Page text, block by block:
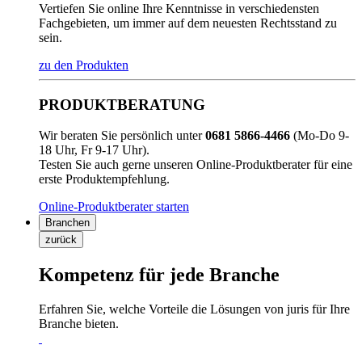
Vertiefen Sie online Ihre Kenntnisse in verschiedensten
Fachgebieten, um immer auf dem neuesten Rechtsstand zu
sein.
zu den Produkten
PRODUKTBERATUNG
Wir beraten Sie persönlich unter0681 5866-4466 (Mo-Do 9-
18 Uhr, Fr 9-17 Uhr).
Testen Sie auch gerne unseren Online-Produktberater für eine
erste Produktempfehlung.
Online-Produktberater starten
Branchen
zurück
Kompetenz für jede Branche
Erfahren Sie, welche Vorteile die Lösungen von juris für Ihre
Branche bieten.